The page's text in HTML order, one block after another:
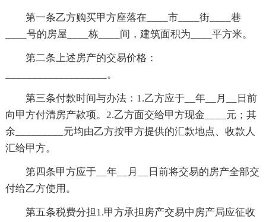
第一条乙方购买甲方座落在____市____街____巷
____号的房屋____栋____间，建筑面积为____平方米。
第二条上述房产的交易价格：
___________________。
第三条付款时间与办法：1.乙方应于__年__月__日前
向甲方付清房产款项。2.乙方面交给甲方现金____元；其
余_________元均由乙方按甲方提供的汇款地点、收款人
汇给甲方。
第四条甲方应于__年__月__日前将交易的房产全部交
付给乙方使用。
第五条税费分担1.甲方承担房产交易中房产局应征收